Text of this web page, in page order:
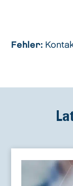
Fehler: